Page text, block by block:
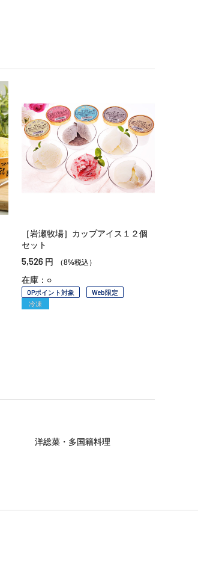
［岩瀬牧場］カップアイス１２個
セット
5,526 円 （8%税込）
在庫：○
OPポイント対象
Web限定
冷凍
洋総菜・多国籍料理